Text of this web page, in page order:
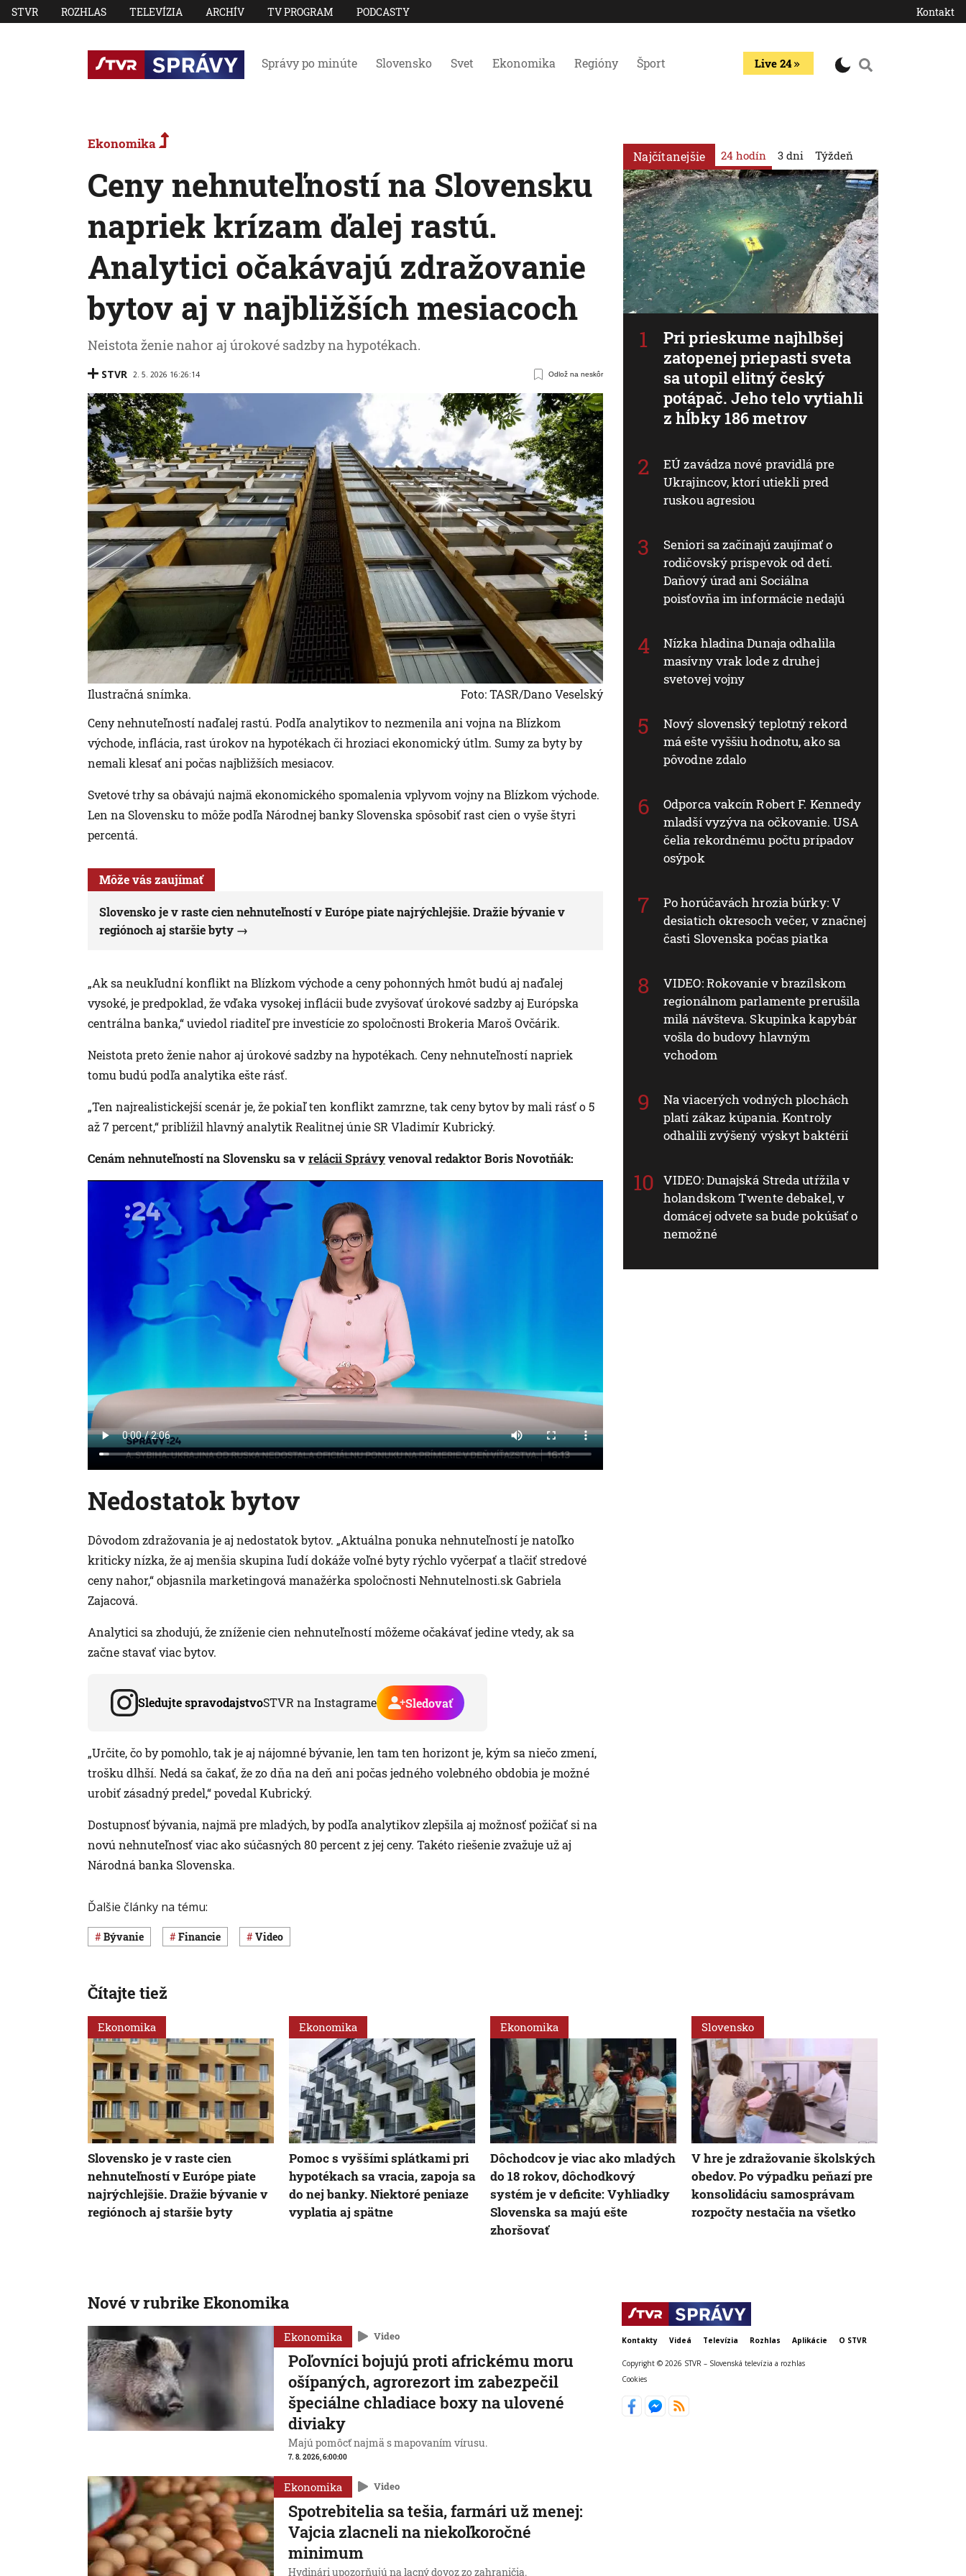
STVR ROZHLAS TELEVÍZIA ARCHÍV TV PROGRAM PODCASTY Kontakt
Správy po minúte Slovensko Svet Ekonomika Regióny Šport Live 24
Ekonomika
Ceny nehnuteľností na Slovensku
napriek krízam ďalej rastú.
Analytici očakávajú zdražovanie
bytov aj v najbližších mesiacoch
Neistota ženie nahor aj úrokové sadzby na hypotékach.
STVR 2. 5. 2026 16:26:14 Odlož na neskôr
Ilustračná snímka.
Foto: TASR/Dano Veselský
Ceny nehnuteľností naďalej rastú. Podľa analytikov to nezmenila ani vojna na Blízkom
východe, inflácia, rast úrokov na hypotékach či hroziaci ekonomický útlm. Sumy za byty by
nemali klesať ani počas najbližších mesiacov.
Svetové trhy sa obávajú najmä ekonomického spomalenia vplyvom vojny na Blízkom východe.
Len na Slovensku to môže podľa Národnej banky Slovenska spôsobiť rast cien o vyše štyri
percentá.
Môže vás zaujímať
Slovensko je v raste cien nehnuteľností v Európe piate najrýchlejšie. Dražie bývanie v
regiónoch aj staršie byty
„Ak sa neukľudní konflikt na Blízkom východe a ceny pohonných hmôt budú aj naďalej
vysoké, je predpoklad, že vďaka vysokej inflácii bude zvyšovať úrokové sadzby aj Európska
centrálna banka,“ uviedol riaditeľ pre investície zo spoločnosti Brokeria Maroš Ovčárik.
Neistota preto ženie nahor aj úrokové sadzby na hypotékach. Ceny nehnuteľností napriek
tomu budú podľa analytika ešte rásť.
„Ten najrealistickejší scenár je, že pokiaľ ten konflikt zamrzne, tak ceny bytov by mali rásť o 5
až 7 percent,“ priblížil hlavný analytik Realitnej únie SR Vladimír Kubrický.
Cenám nehnuteľností na Slovensku sa vrelácii Správyvenoval redaktor Boris Novotňák:
Nedostatok bytov
Dôvodom zdražovania je aj nedostatok bytov. „Aktuálna ponuka nehnuteľností je natoľko
kriticky nízka, že aj menšia skupina ľudí dokáže voľné byty rýchlo vyčerpať a tlačiť stredové
ceny nahor,“ objasnila marketingová manažérka spoločnosti Nehnutelnosti.sk Gabriela
Zajacová.
Analytici sa zhodujú, že zníženie cien nehnuteľností môžeme očakávať jedine vtedy, ak sa
začne stavať viac bytov.
Sledujte spravodajstvoSTVR na Instagrame Sledovať
„Určite, čo by pomohlo, tak je aj nájomné bývanie, len tam ten horizont je, kým sa niečo zmení,
trošku dlhší. Nedá sa čakať, že zo dňa na deň ani počas jedného volebného obdobia je možné
urobiť zásadný predel,“ povedal Kubrický.
Dostupnosť bývania, najmä pre mladých, by podľa analytikov zlepšila aj možnosť požičať si na
novú nehnuteľnosť viac ako súčasných 80 percent z jej ceny. Takéto riešenie zvažuje už aj
Národná banka Slovenska.
Ďalšie články na tému:
Bývanie Financie Video
Najčítanejšie 24 hodín
Pri prieskume najhlbšej
zatopenej priepasti sveta
sa utopil elitný český
potápač. Jeho telo vytiahli
z hĺbky 186 metrov
EÚ zavádza nové pravidlá pre
Ukrajincov, ktorí utiekli pred
ruskou agresiou
Seniori sa začínajú zaujímať o
rodičovský príspevok od detí.
Daňový úrad ani Sociálna
poisťovňa im informácie nedajú
Nízka hladina Dunaja odhalila
masívny vrak lode z druhej
svetovej vojny
Nový slovenský teplotný rekord
má ešte vyššiu hodnotu, ako sa
pôvodne zdalo
Odporca vakcín Robert F. Kennedy
mladší vyzýva na očkovanie. USA
čelia rekordnému počtu prípadov
osýpok
Po horúčavách hrozia búrky: V
desiatich okresoch večer, v značnej
časti Slovenska počas piatka
VIDEO: Rokovanie v brazílskom
regionálnom parlamente prerušila
milá návšteva. Skupinka kapybár
vošla do budovy hlavným
vchodom
Na viacerých vodných plochách
platí zákaz kúpania. Kontroly
odhalili zvýšený výskyt baktérií
VIDEO: Dunajská Streda utŕžila v
holandskom Twente debakel, v
domácej odvete sa bude pokúšať o
nemožné
3 dni Týždeň
Čítajte tiež
Ekonomika
Slovensko je v raste cien
nehnuteľností v Európe piate
najrýchlejšie. Dražie bývanie v
regiónoch aj staršie byty
Ekonomika
Pomoc s vyššími splátkami pri
hypotékach sa vracia, zapoja sa
do nej banky. Niektoré peniaze
vyplatia aj spätne
Ekonomika
Dôchodcov je viac ako mladých
do 18 rokov, dôchodkový
systém je v deficite: Vyhliadky
Slovenska sa majú ešte
zhoršovať
Slovensko
V hre je zdražovanie školských
obedov. Po výpadku peňazí pre
konsolidáciu samosprávam
rozpočty nestačia na všetko
Nové v rubrike Ekonomika
Ekonomika Video
Poľovníci bojujú proti africkému moru
ošípaných, agrorezort im zabezpečil
špeciálne chladiace boxy na ulovené
diviaky
Majú pomôcť najmä s mapovaním vírusu.
7. 8. 2026, 6:00:00
Ekonomika Video
Spotrebitelia sa tešia, farmári už menej:
Vajcia zlacneli na niekoľkoročné
minimum
Hydinári upozorňujú na lacný dovoz zo zahraničia.
Kontakty Videá Televízia Rozhlas Aplikácie O STVR
Copyright © 2026 STVR – Slovenská televízia a rozhlas
Cookies